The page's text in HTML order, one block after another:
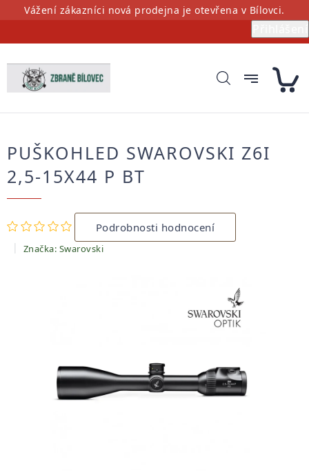
PřejítVážení zákazníci nová prodejna je otevřena v Bílovci.
PUŠKOHLED SWAROVSKI Z6I
2,5-15X44 P BT
Průměrné
hodnocení
produktu
je
Podrobnosti hodnocení
Značka: Swarovski